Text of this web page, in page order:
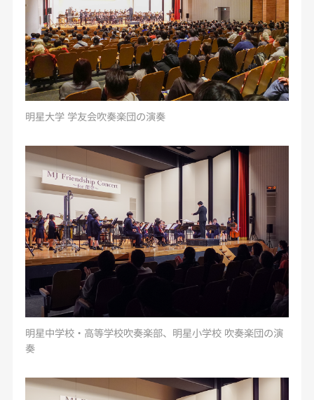
明星大学 学友会吹奏楽団の演奏
明星中学校・高等学校吹奏楽部、明星小学校 吹奏楽団の演
奏